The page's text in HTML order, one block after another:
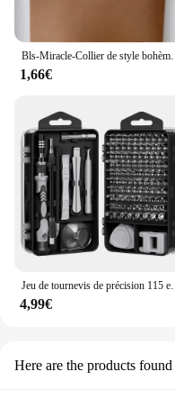
Bls-Miracle-Collier de style bohème
1,66€
Jeu de tournevis de précision
4,99€
Here are the products